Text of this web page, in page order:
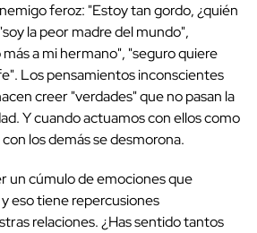
feroz: "Estoy tan gordo, ¿quién
la peor madre del mundo",
a mi hermano", "seguro quiere
Los pensamientos inconscientes
creer "verdades" que no pasan la
Y cuando actuamos con ellos como
los demás se desmorona.
un cúmulo de emociones que
eso tiene repercusiones
relaciones. ¿Has sentido tantos